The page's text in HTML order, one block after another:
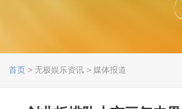
首页 > 无极娱乐资讯 > 媒体报道